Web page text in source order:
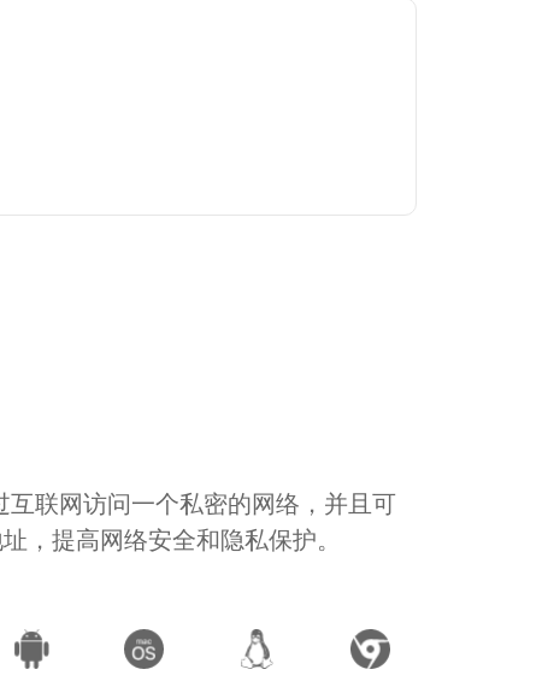
互联网访问一个私密的网络，并且可
，提高网络安全和隐私保护。